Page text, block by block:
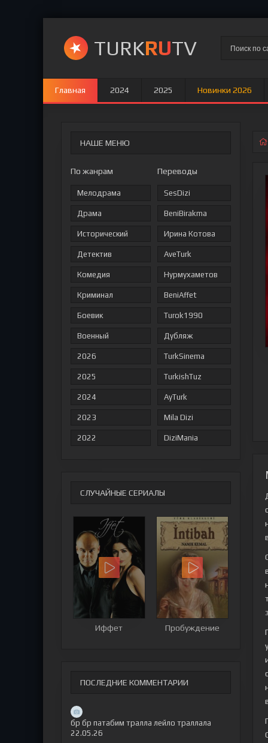
TURKRUTV
Главная 2024 2025 Новинки 2026
НАШЕ МЕНЮ
По жанрам
Мелодрама
Драма
Исторический
Детектив
Комедия
Криминал
Боевик
Военный
2026
2025
2024
2023
2022
Переводы
SesDizi
BeniBirakma
Ирина Котова
AveTurk
Нурмухаметов
BeniAffet
Turok1990
Дубляж
TurkSinema
TurkishTuz
AyTurk
Mila Dizi
DiziMania
СЛУЧАЙНЫЕ СЕРИАЛЫ
Иффет Пробуждение
ПОСЛЕДНИЕ КОММЕНТАРИИ
бр бр патабим тралла лейло траллала
22.05.26